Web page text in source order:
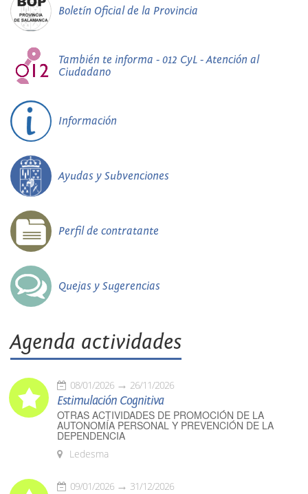
Boletín Oficial de la Provincia
También te informa - 012 CyL - Atención al
Ciudadano
Información
Ayudas y Subvenciones
Perfil de contratante
Quejas y Sugerencias
Agenda actividades
08/01/2026 26/11/2026
Estimulación Cognitiva
OTRAS ACTIVIDADES DE PROMOCIÓN DE LA
AUTONOMÍA PERSONAL Y PREVENCIÓN DE LA
DEPENDENCIA
Ledesma
09/01/2026 31/12/2026